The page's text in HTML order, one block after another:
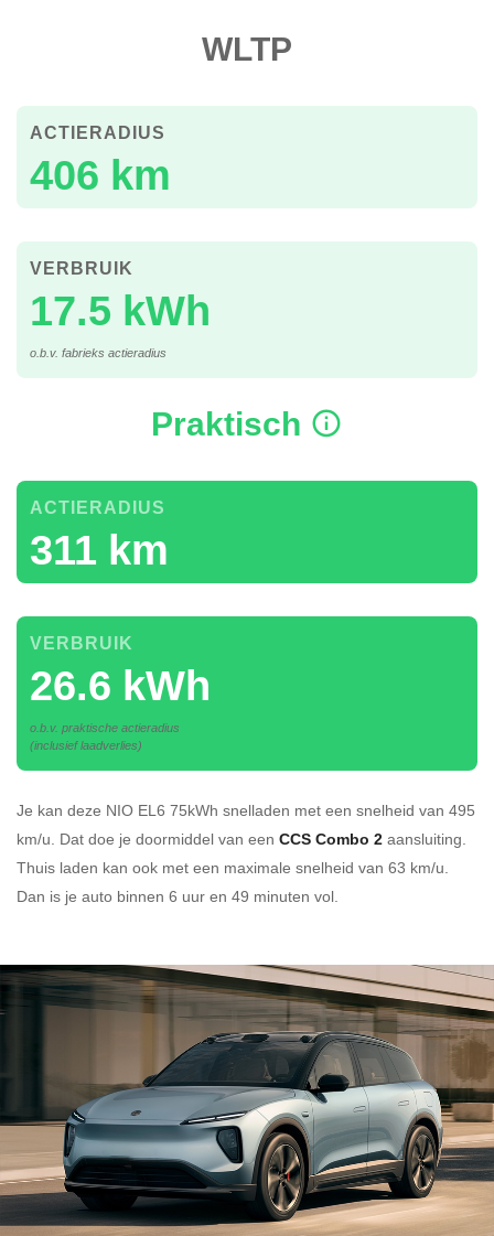
WLTP
406 km
ACTIERADIUS
17.5 kWh
VERBRUIK
o.b.v. fabrieks actieradius
Praktisch
311 km
ACTIERADIUS
26.6 kWh
VERBRUIK
o.b.v. praktische actieradius
(inclusief laadverlies)
Je kan deze NIO EL6 75kWh snelladen met een snelheid van 495
km/u. Dat doe je doormiddel van een CCS Combo 2 aansluiting.
Thuis laden kan ook met een maximale snelheid van 63 km/u.
Dan is je auto binnen 6 uur en 49 minuten vol.